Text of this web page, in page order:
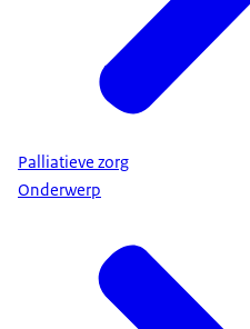
Palliatieve zorg
Onderwerp